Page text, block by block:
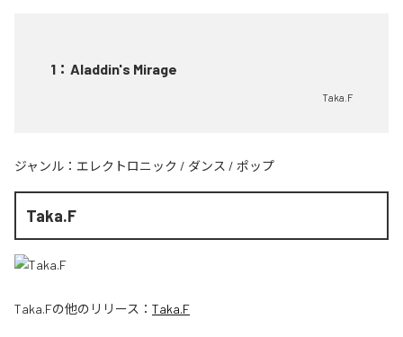
1 ： Aladdin's Mirage
Taka.F
ジャンル： エレクトロニック / ダンス / ポップ
Taka.F
Taka.Fの他のリリース： Taka.F